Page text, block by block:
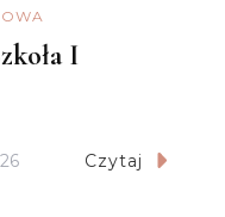
I
Czytaj